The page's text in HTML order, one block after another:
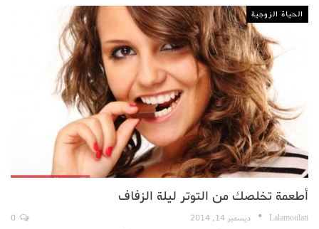
الحياة الزوجية
أطعمة تخلصك من التوتر ليلة الزفاف
Lalamoulati ديسمبر 14, 2014